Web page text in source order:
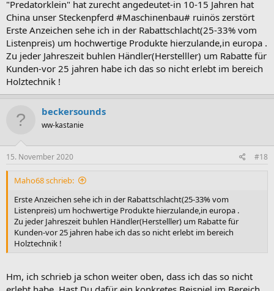
"Predatorklein" hat zurecht angedeutet-in 10-15 Jahren hat
China unser Steckenpferd #Maschinenbau# ruinös zerstört
Erste Anzeichen sehe ich in der Rabattschlacht(25-33% vom
Listenpreis) um hochwertige Produkte hierzulande,in europa .
Zu jeder Jahreszeit buhlen Händler(Herstelller) um Rabatte für
Kunden-vor 25 jahren habe ich das so nicht erlebt im bereich
Holztechnik !
beckersounds
ww-kastanie
15. November 2020 #18
Maho68 schrieb:
Erste Anzeichen sehe ich in der Rabattschlacht(25-33% vom
Listenpreis) um hochwertige Produkte hierzulande,in europa .
Zu jeder Jahreszeit buhlen Händler(Herstelller) um Rabatte für
Kunden-vor 25 jahren habe ich das so nicht erlebt im bereich
Holztechnik !
Hm, ich schrieb ja schon weiter oben, dass ich das so nicht